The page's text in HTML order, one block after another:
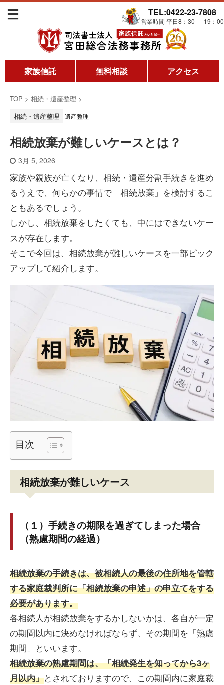
TEL:0422-23-7808
営業時間 平日8：30 ― 19：00
家族信託 無料相談 アクセス
TOP > 相続・遺産整理 >
相続・遺産整理
遺産整理
相続放棄が難しいケースとは？
3月 5, 2026
家族や親族が亡くなり、相続・遺産分割手続きを進め
るうえで、何らかの事情で「相続放棄」を検討するこ
ともあるでしょう。
しかし、相続放棄をしたくても、中にはできないケー
スが存在します。
そこで今回は、相続放棄が難しいケースを一部ピック
アップして紹介します。
目次
相続放棄が難しいケース
（１）手続きの期限を過ぎてしまった場合
（熟慮期間の経過）
相続放棄の手続きは、被相続人の最後の住所地を管轄
する家庭裁判所に「相続放棄の申述」の申立てをする
必要があります。
各相続人が相続放棄をするかしないかは、各自が一定
の期間以内に決めなければならず、その期間を「熟慮
期間」といいます。
相続放棄の熟慮期間は、「相続発生を知ってから3ヶ
月以内」とされておりますので、この期間内に家庭裁